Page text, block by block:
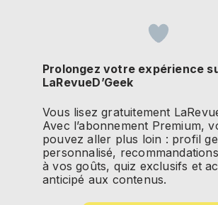
Prolongez votre expérience
LaRevueD’Geek
Vous lisez gratuitement
Avec l’abonnement Premium,
pouvez aller plus loin : profil
personnalisé,
à vos goûts, quiz exclusifs et
anticipé aux contenus.